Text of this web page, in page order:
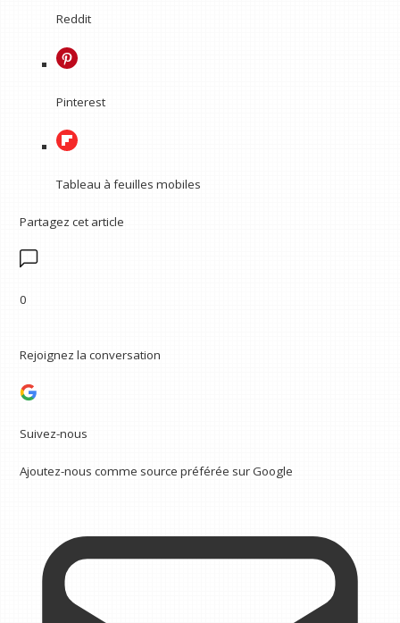
Reddit
Pinterest
Tableau à feuilles mobiles
Partagez cet article
0
Rejoignez la conversation
Suivez-nous
Ajoutez-nous comme source préférée sur Google